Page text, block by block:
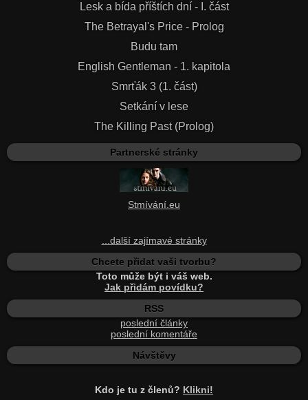
Lesk a bída příštích dní - I. část
The Betrayal's Price - Prolog
Budu tam
English Gentleman - 1. kapitola
Smrťák 3 (1. část)
Setkání v lese
The Killing Past (Prolog)
Partnerské stránky
Stmívání.eu
...další zajímavé stránky
Chcete přidat vaši tvorbu?
Toto může být i váš web.
Jak přidám povídku?
RSS
poslední články
poslední komentáře
Návštěvy
Kdo je tu z členů? Klikni!